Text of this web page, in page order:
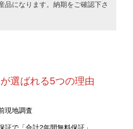
品になります。納期をご確認下さ
選ばれる5つの理由
現地調査